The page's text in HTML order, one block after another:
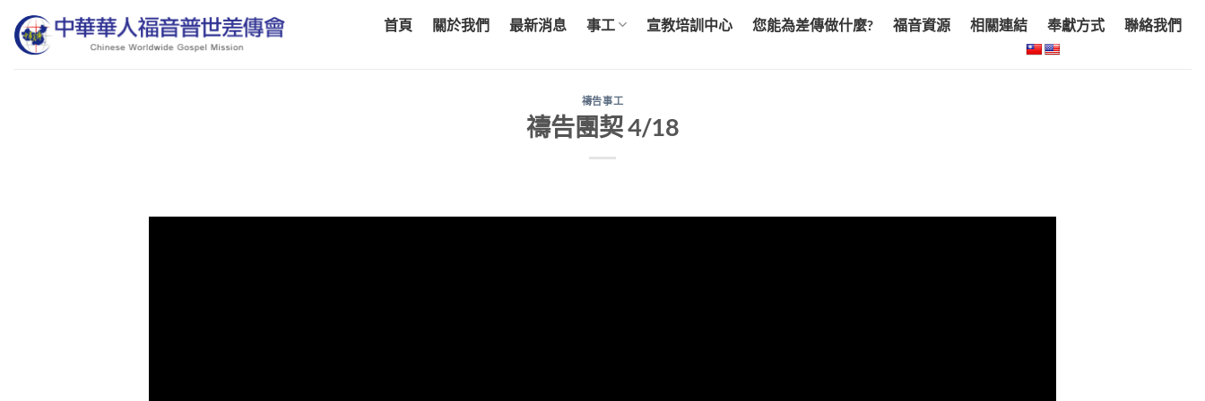
content
首頁 關於我們 最新消息 事工 宣教培訓中心 您能為差傳做什麼? 福音資源 相關連結 奉獻方式 聯絡我們
禱告事工
禱告團契 4/18